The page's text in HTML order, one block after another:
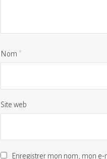
Nom *
Site web
Enregistrer mon nom, mon